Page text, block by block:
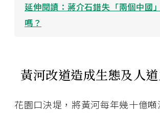
延伸閱讀： 蔣介石錯失「兩個中國
嗎？
黃河改道造成生態及人
花園口決堤，將黃河每年幾十億